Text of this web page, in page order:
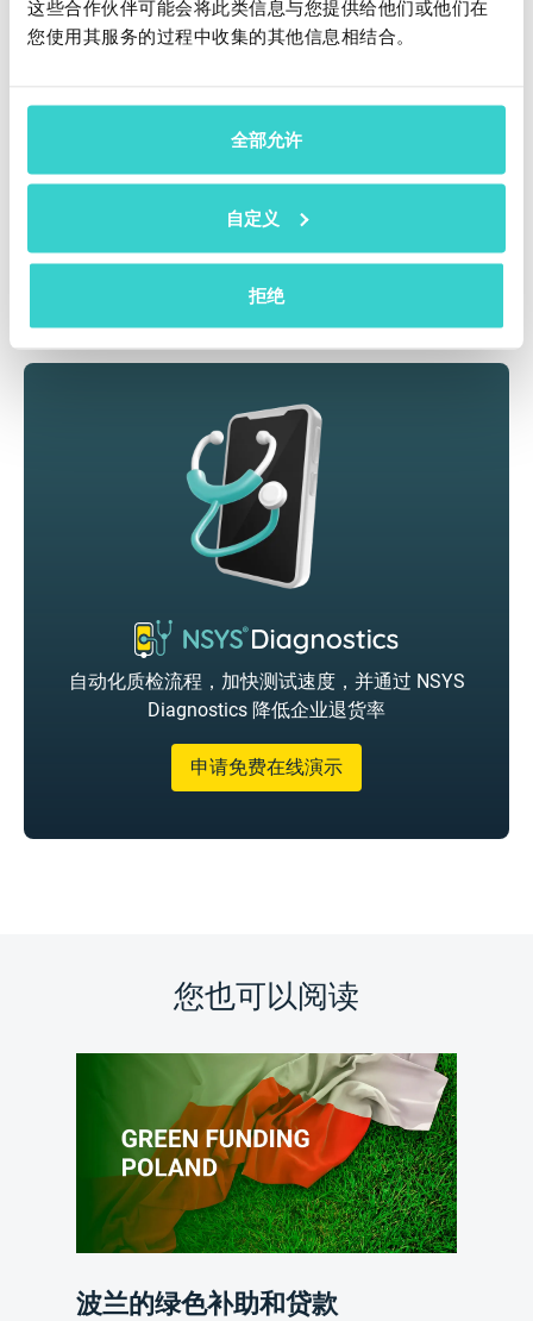
这些合作伙伴可能会将此类信息与您提供给他们或他们在
您使用其服务的过程中收集的其他信息相结合。
全部允许
自定义
拒绝
客户信任度并提供更长的保修期。
于每台处理过的设备，NSYS Diagnostics 都会提供包
含每次测试结果的证书。
点击下面的按钮，试用 NSYS Diagnostics 为您的业务
服务吧！
自动化质检流程，加快测试速度，并通过 NSYS
Diagnostics 降低企业退货率
申请免费在线演示
您也可以阅读
波兰的绿色补助和贷款